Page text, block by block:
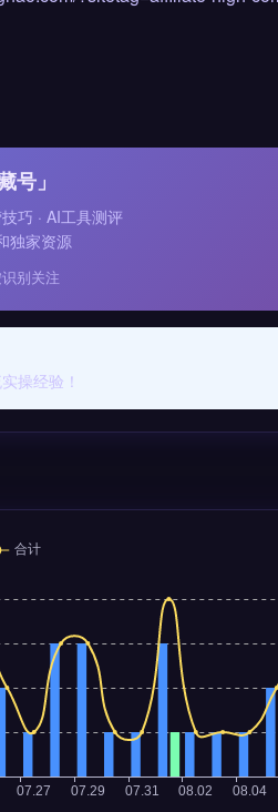
号」
巧 · AI工具测评
独家资源
别关注
操经验！